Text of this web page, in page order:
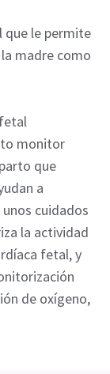
que le permite
madre como
monitor
que
a
cuidados
la actividad
fetal, y
de oxígeno,